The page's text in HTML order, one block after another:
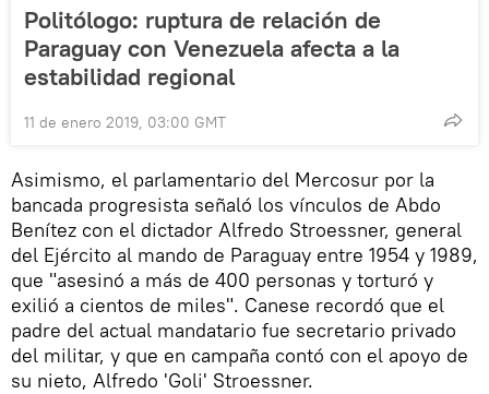
Politólogo: ruptura de relación de
Paraguay con Venezuela afecta a la
estabilidad regional
11 de enero 2019, 03:00 GMT
Asimismo, el parlamentario del Mercosur por la
bancada progresista señaló los vínculos de Abdo
Benítez con el dictador Alfredo Stroessner, general
del Ejército al mando de Paraguay entre 1954 y 1989,
que "asesinó a más de 400 personas y torturó y
exilió a cientos de miles". Canese recordó que el
padre del actual mandatario fue secretario privado
del militar, y que en campaña contó con el apoyo de
su nieto, Alfredo 'Goli' Stroessner.